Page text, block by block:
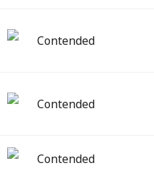
Contended
Contended
Contended